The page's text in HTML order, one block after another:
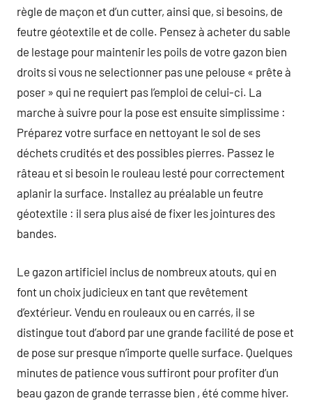
règle de maçon et d’un cutter, ainsi que, si besoins, de
feutre géotextile et de colle. Pensez à acheter du sable
de lestage pour maintenir les poils de votre gazon bien
droits si vous ne selectionner pas une pelouse « prête à
poser » qui ne requiert pas l’emploi de celui-ci. La
marche à suivre pour la pose est ensuite simplissime :
Préparez votre surface en nettoyant le sol de ses
déchets crudités et des possibles pierres. Passez le
râteau et si besoin le rouleau lesté pour correctement
aplanir la surface. Installez au préalable un feutre
géotextile : il sera plus aisé de fixer les jointures des
bandes.
Le gazon artificiel inclus de nombreux atouts, qui en
font un choix judicieux en tant que revêtement
d’extérieur. Vendu en rouleaux ou en carrés, il se
distingue tout d’abord par une grande facilité de pose et
de pose sur presque n’importe quelle surface. Quelques
minutes de patience vous suffiront pour profiter d’un
beau gazon de grande terrasse bien , été comme hiver.